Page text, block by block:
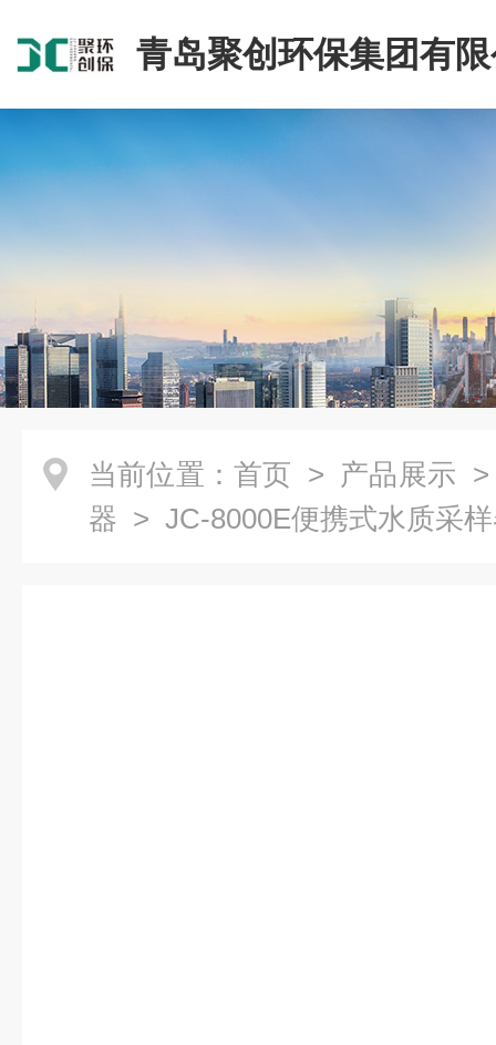
青岛聚创环保集团有
当前位置： 首页 > 产品展示
器 > JC-8000E便携式水质采